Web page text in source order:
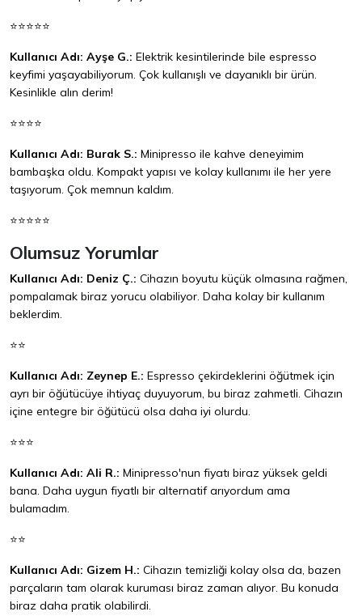
⭐⭐⭐⭐⭐
Kullanıcı Adı: Ayşe G.: Elektrik kesintilerinde bile espresso
keyfimi yaşayabiliyorum. Çok kullanışlı ve dayanıklı bir ürün.
Kesinlikle alın derim!
⭐⭐⭐⭐
Kullanıcı Adı: Burak S.: Minipresso ile kahve deneyimim
bambaşka oldu. Kompakt yapısı ve kolay kullanımı ile her yere
taşıyorum. Çok memnun kaldım.
⭐⭐⭐⭐⭐
Olumsuz Yorumlar
Kullanıcı Adı: Deniz Ç.: Cihazın boyutu küçük olmasına rağmen,
pompalamak biraz yorucu olabiliyor. Daha kolay bir kullanım
beklerdim.
⭐⭐
Kullanıcı Adı: Zeynep E.: Espresso çekirdeklerini öğütmek için
ayrı bir öğütücüye ihtiyaç duyuyorum, bu biraz zahmetli. Cihazın
içine entegre bir öğütücü olsa daha iyi olurdu.
⭐⭐⭐
Kullanıcı Adı: Ali R.: Minipresso'nun fiyatı biraz yüksek geldi
bana. Daha uygun fiyatlı bir alternatif arıyordum ama
bulamadım.
⭐⭐
Kullanıcı Adı: Gizem H.: Cihazın temizliği kolay olsa da, bazen
parçaların tam olarak kuruması biraz zaman alıyor. Bu konuda
biraz daha pratik olabilirdi.